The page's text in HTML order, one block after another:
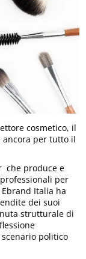
cosmetico, il
ancora per tutto il
che produce e
per
Italia ha
dei suoi
strutturale di
politico